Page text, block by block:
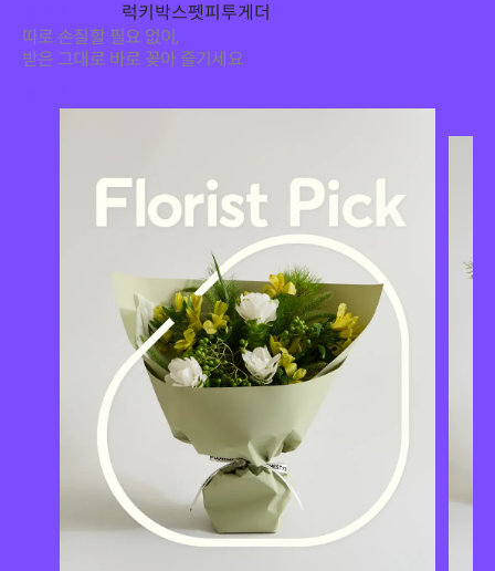
럭키박스펫피투게더
따로 손질할 필요 없이,
받은 그대로 바로 꽂아 즐기세요